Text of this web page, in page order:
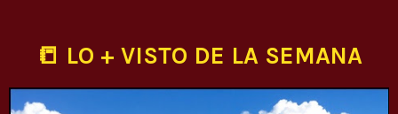
📒 LO + VISTO DE LA SEMANA